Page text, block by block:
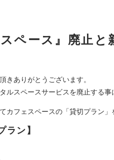
スペース』廃止
きありがとうございます。
ルスペースサービスを廃止する事
カフェスペースの「貸切プラン」
ラン】